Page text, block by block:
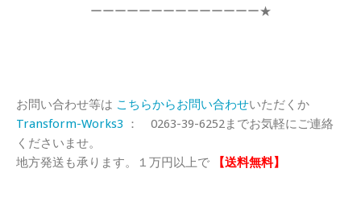
ーーーーーーーーーーーーーー★
お問い合わせ等は こちらからお問い合わせいただくか
Transform-Works3 ： 0263-39-6252までお気軽にご連絡
くださいませ。
地方発送も承ります。１万円以上で
【送料無料】